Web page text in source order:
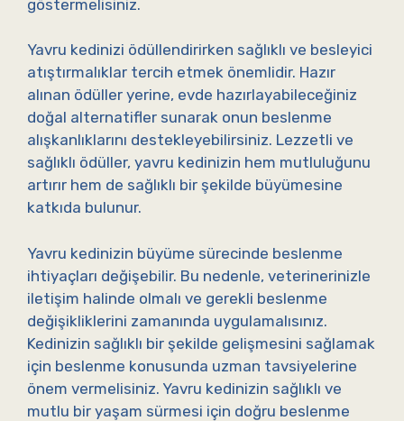
göstermelisiniz.
Yavru kedinizi ödüllendirirken sağlıklı ve besleyici
atıştırmalıklar tercih etmek önemlidir. Hazır
alınan ödüller yerine, evde hazırlayabileceğiniz
doğal alternatifler sunarak onun beslenme
alışkanlıklarını destekleyebilirsiniz. Lezzetli ve
sağlıklı ödüller, yavru kedinizin hem mutluluğunu
artırır hem de sağlıklı bir şekilde büyümesine
katkıda bulunur.
Yavru kedinizin büyüme sürecinde beslenme
ihtiyaçları değişebilir. Bu nedenle, veterinerinizle
iletişim halinde olmalı ve gerekli beslenme
değişikliklerini zamanında uygulamalısınız.
Kedinizin sağlıklı bir şekilde gelişmesini sağlamak
için beslenme konusunda uzman tavsiyelerine
önem vermelisiniz. Yavru kedinizin sağlıklı ve
mutlu bir yaşam sürmesi için doğru beslenme